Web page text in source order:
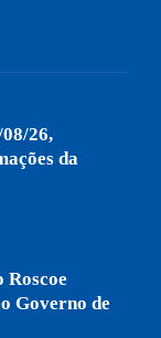
26,
da
Roscoe
Governo de